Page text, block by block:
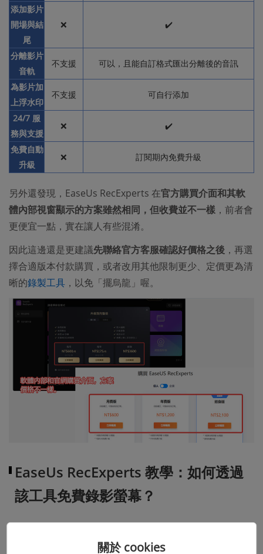
添加影片
開場與結
尾
❌ ✔️
分離影片
音軌
不支援 可以，且能自訂格式匯出分離後的音訊
為影片加
上浮水印
不支援 可自行添加
24/7 服
務與支援
❌ ✔️
免費自動
升級
❌ 訂閱期內免費升級
另外還發現，EaseUs RecExperts 在官方購買介面和其軟
體內部視窗顯示的方案雖然相同，但收費並不一樣 ，前者會
更便宜一點，實在讓人有些混淆。
因此這邊還是更建議先聯絡官方客服確認好價格之後 ，再選
擇合適版本付款購買，或者改用其他限制更少、定價更為清
晰的錄製工具 ，以免「擺烏龍」喔。
EaseUs RecExperts 教學：如何透過
該工具免費錄影螢幕？
宣傳的「簡易 & 智能」這個特點的。下面會以
關於 cookies